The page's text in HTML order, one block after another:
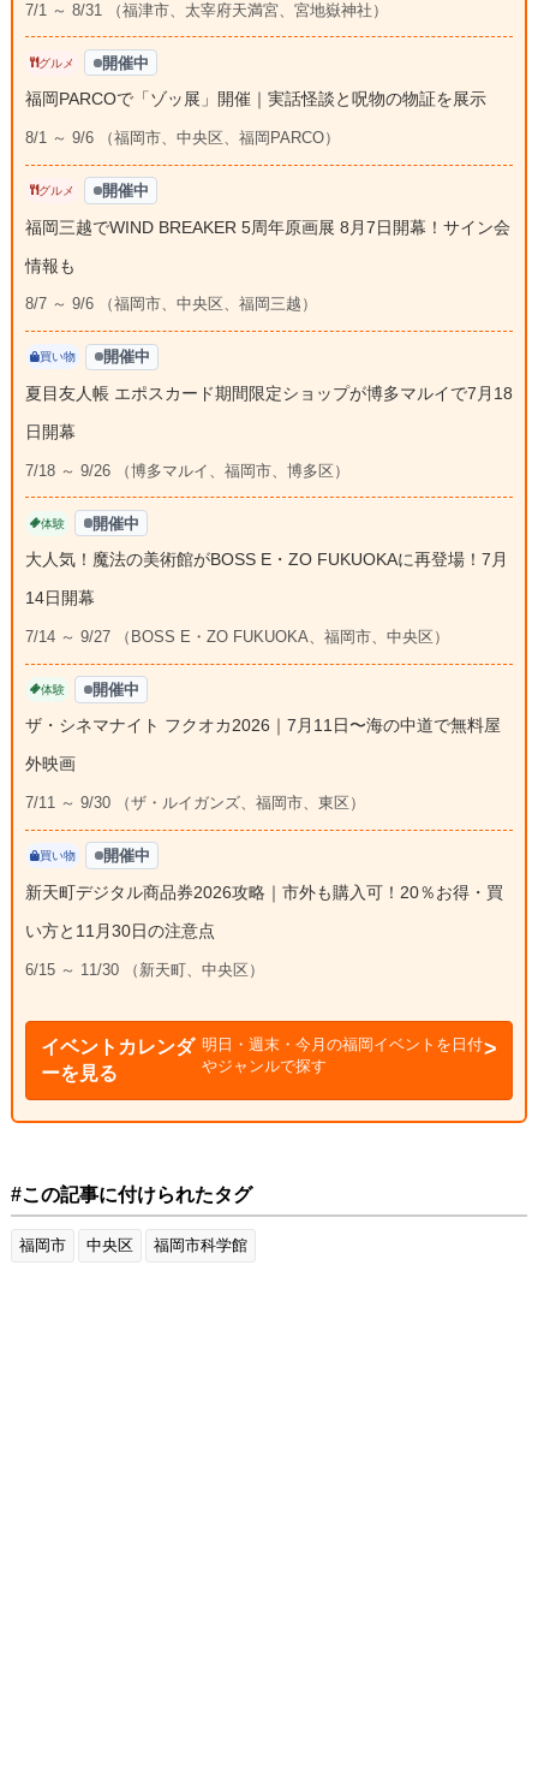
7/1 ～ 8/31 （福津市、太宰府天満宮、宮地嶽神社）
グルメ 開催中
福岡PARCOで「ゾッ展」開催｜実話怪談と呪物の物証を展示
8/1 ～ 9/6 （福岡市、中央区、福岡PARCO）
グルメ 開催中
福岡三越でWIND BREAKER 5周年原画展 8月7日開幕！サイン会
情報も
8/7 ～ 9/6 （福岡市、中央区、福岡三越）
買い物 開催中
夏目友人帳 エポスカード期間限定ショップが博多マルイで7月18
日開幕
7/18 ～ 9/26 （博多マルイ、福岡市、博多区）
体験 開催中
大人気！魔法の美術館がBOSS E・ZO FUKUOKAに再登場！7月
14日開幕
7/14 ～ 9/27 （BOSS E・ZO FUKUOKA、福岡市、中央区）
体験 開催中
ザ・シネマナイト フクオカ2026｜7月11日〜海の中道で無料屋
外映画
7/11 ～ 9/30 （ザ・ルイガンズ、福岡市、東区）
買い物 開催中
新天町デジタル商品券2026攻略｜市外も購入可！20％お得・買
い方と11月30日の注意点
6/15 ～ 11/30 （新天町、中央区）
イベントカレンダ
ーを見る
明日・週末・今月の福岡イベントを日付
やジャンルで探す
#この記事に付けられたタグ
福岡市 中央区 福岡市科学館